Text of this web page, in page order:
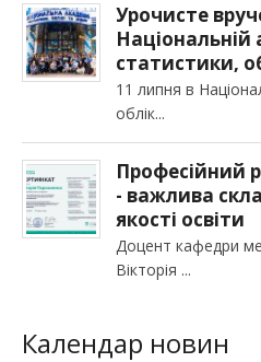
Урочисте
Національній
статистики,
11 липня в
облік
Професійний
- важлива
якості освіти
Доцент кафедри
Вікторія
Календар новин